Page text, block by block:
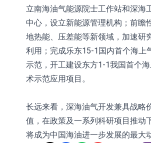
立南海油气能源院士工作站和深海
中心，设立新能源管理机构；前瞻
地热能、压差能等新领域，加速研
利用；完成乐东15-1国内首个海上
示范，开工建设东方1-1我国首个
术示范应用项目。
长远来看，深海油气开发兼具战略
值，在政策及一系列科研项目推动
将成为中国海油进一步发展的最大